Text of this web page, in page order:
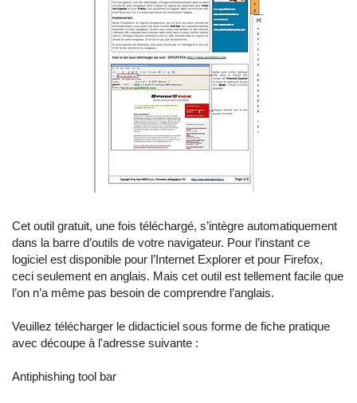
Cet outil gratuit, une fois téléchargé, s’intègre automatiquement
dans la barre d’outils de votre navigateur. Pour l’instant ce
logiciel est disponible pour l’Internet Explorer et pour Firefox,
ceci seulement en anglais. Mais cet outil est tellement facile que
l’on n’a même pas besoin de comprendre l’anglais.
Veuillez télécharger le didacticiel sous forme de fiche pratique
avec découpe à l'adresse suivante :
Antiphishing tool bar